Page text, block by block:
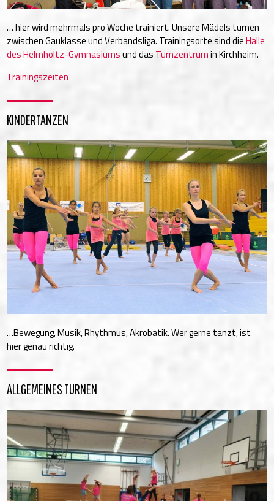
… hier wird mehrmals pro Woche trainiert. Unsere Mädels turnen
zwischen Gauklasse und Verbandsliga. Trainingsorte sind dieHalle
des Helmholtz-Gymnasiumsund das Turnzentrumin Kirchheim.
Trainingszeiten
KINDERTANZEN
…Bewegung, Musik, Rhythmus, Akrobatik. Wer gerne tanzt, ist
hier genau richtig.
ALLGEMEINES TURNEN